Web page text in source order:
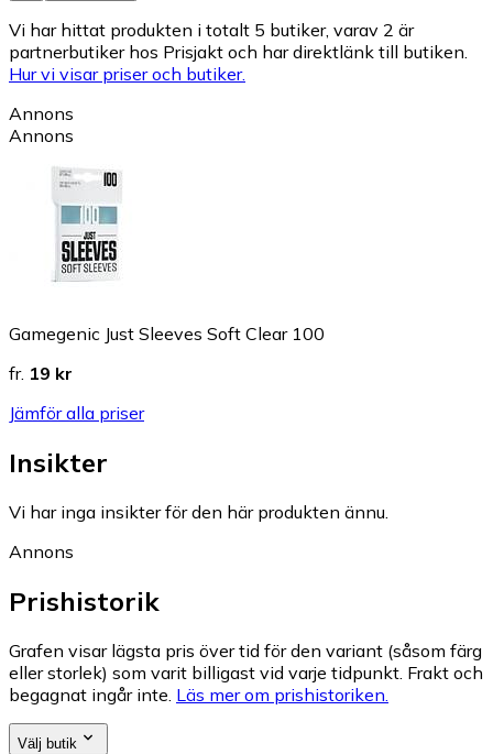
Vi har hittat produkten i totalt 5 butiker, varav 2 är
partnerbutiker hos Prisjakt och har direktlänk till butiken.
Hur vi visar priser och butiker.
Annons
Annons
Gamegenic Just Sleeves Soft Clear 100
fr. 19 kr
Jämför alla priser
Insikter
Vi har inga insikter för den här produkten ännu.
Annons
Prishistorik
Grafen visar lägsta pris över tid för den variant (såsom färg
eller storlek) som varit billigast vid varje tidpunkt. Frakt och
begagnat ingår inte. Läs mer om prishistoriken.
Välj butik